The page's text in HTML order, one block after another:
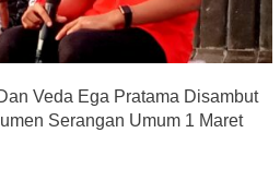
Veda Ega Pratama Disambut
Serangan Umum 1 Maret